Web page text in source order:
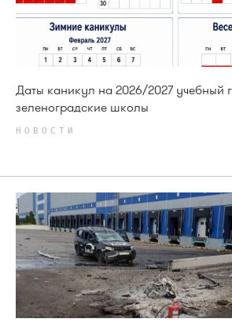
Даты каникул на 2026/2027 учебный
зеленоградские школы
НОВОСТИ